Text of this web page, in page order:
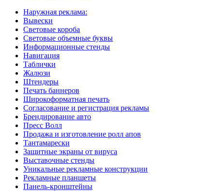
Наружная реклама:
Вывески
Световые короба
Световые объемные буквы
Информационные стенды
Навигация
Таблички
Жалюзи
Штендеры
Печать баннеров
Широкоформатная печать
Согласование и регистрация рекламы
Брендирование авто
Пресс Волл
Продажа и изготовление ролл апов
Тантамарески
Защитные экраны от вируса
Выставочные стенды
Уникальные рекламные конструкции
Рекламные планшеты
Панель-кронштейны